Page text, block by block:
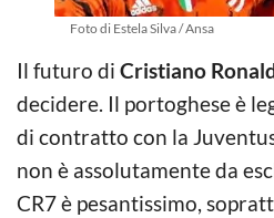
Foto di Estela Silva / Ansa
Il futuro di Cristiano
decidere. Il portoghese è
di contratto con la
non è assolutamente da
CR7 è pesantissimo,